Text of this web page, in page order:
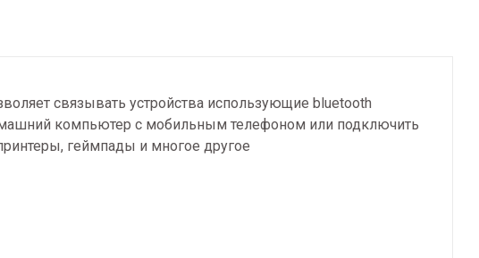
связывать устройства использующие bluetoоth
компьютер с мобильным телефоном или подключить
геймпады и многое другое